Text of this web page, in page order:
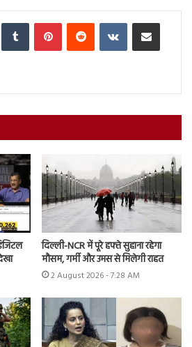
Tumblr PinterestReddit VKontakteShare via Email
दिल्ली-NCR में पूरे हफ्ते सुहाना रहेगा
मौसम, गर्मी और उमस से मिलेगी राहत
2 August 2026 - 7:28 AM